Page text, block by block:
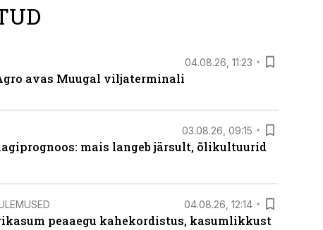
04.08.26, 11:23
avas Muugal viljaterminali
03.08.26, 09:15
mais langeb järsult, õlikultuurid
04.08.26, 12:14
peaaegu kahekordistus, kasumlikkust